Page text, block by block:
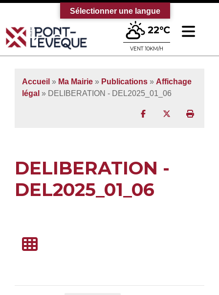
Bienvenue sur le site officiel de la
22°C
VENT 10KM/H
Accueil » Ma Mairie » Publications » Affichage
légal » DELIBERATION - DEL2025_01_06
Partager surPartager sur
DELIBERATION -
DEL2025_01_06
Sélectionner une langue